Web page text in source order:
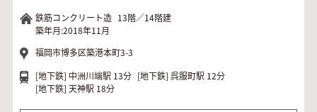
鉄筋コンクリート造 13階／14階建
築年月:2018年11月
福岡市博多区築港本町3-3
[地下鉄] 中洲川端駅 13分 [地下鉄] 呉服町駅 12分
[地下鉄] 天神駅 18分